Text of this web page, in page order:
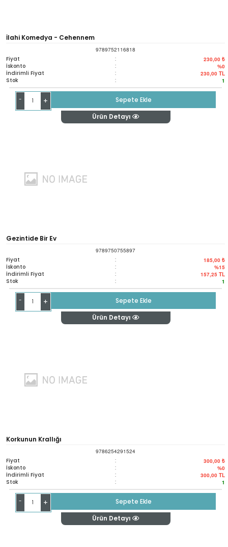
İlahi Komedya - Cehennem
9789752116818
Fiyat : 230,00 ₺
İskonto : %0
İndirimli Fiyat : 230,00 TL
Stok : 1
- +
Sepete Ekle
Ürün Detayı
Gezintide Bir Ev
9789750755897
Fiyat : 185,00 ₺
İskonto : %15
İndirimli Fiyat : 157,25 TL
Stok : 1
- +
Sepete Ekle
Ürün Detayı
Korkunun Krallığı
9786254291524
Fiyat : 300,00 ₺
İskonto : %0
İndirimli Fiyat : 300,00 TL
Stok : 1
- +
Sepete Ekle
Ürün Detayı